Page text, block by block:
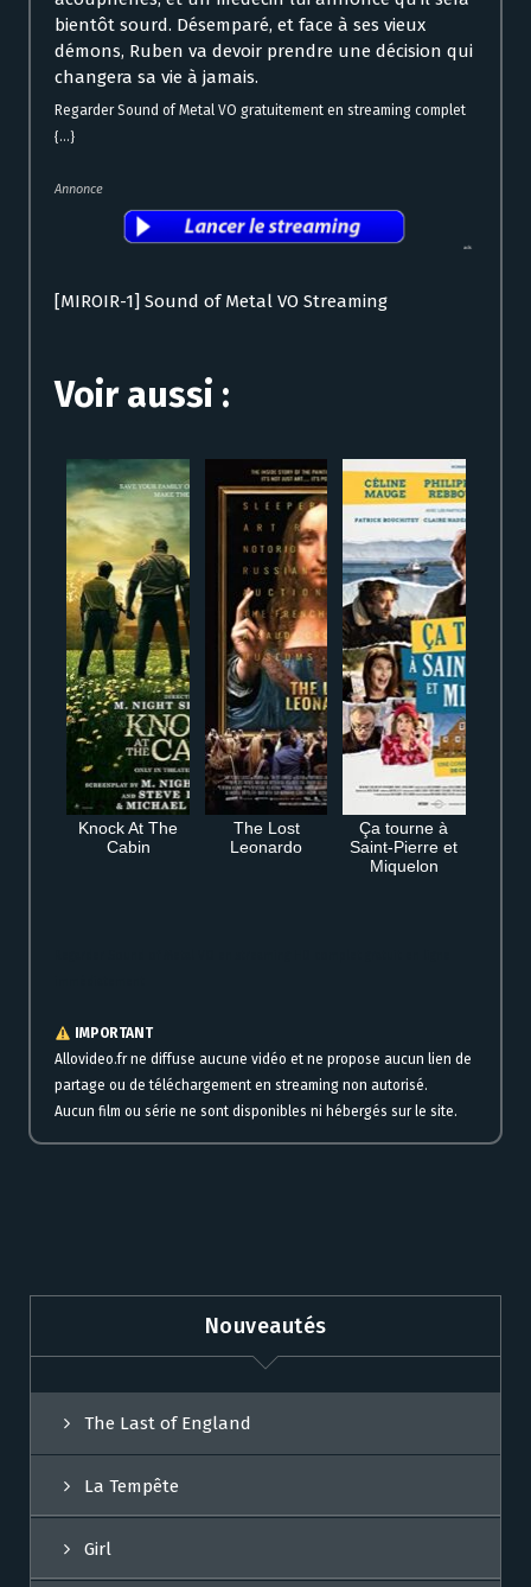
bientôt sourd. Désemparé, et face à ses vieux
démons, Ruben va devoir prendre une décision qui
changera sa vie à jamais.
Regarder Sound of Metal VO gratuitement en streaming complet
{...}
Annonce
[MIROIR-1] Sound of Metal VO Streaming
Voir aussi :
Knock At The
Cabin
The Lost
Leonardo
Ça tourne à
Saint-Pierre et
Miquelon
IMPORTANT
Allovideo.fr ne diffuse aucune vidéo et ne propose aucun lien de
partage ou de téléchargement en streaming non autorisé.
Aucun film ou série ne sont disponibles ni hébergés sur le site.
Nouveautés
The Last of England
La Tempête
Girl